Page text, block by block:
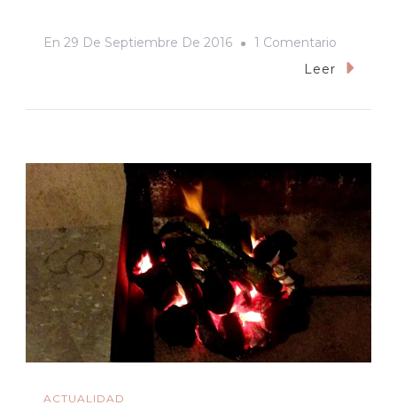
En 29 De Septiembre De 2016 1 Comentario
Leer
ACTUALIDAD